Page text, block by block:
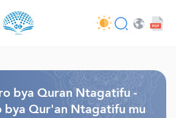
amavugurura. - API
bya Quran Ntagatifu -
bya Qur'an Ntagatifu mu